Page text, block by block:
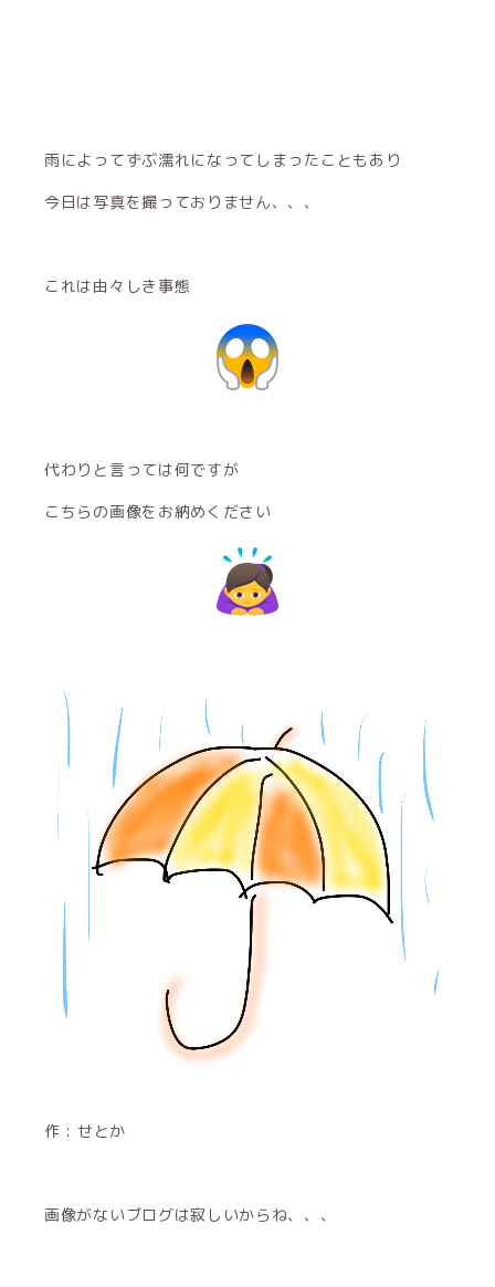
雨によってずぶ濡れになってしまったこともあり
今日は写真を撮っておりません、、、
これは由々しき事態
代わりと言っては何ですが
こちらの画像をお納めください
作 : せとか
画像がないブログは寂しいからね、、、